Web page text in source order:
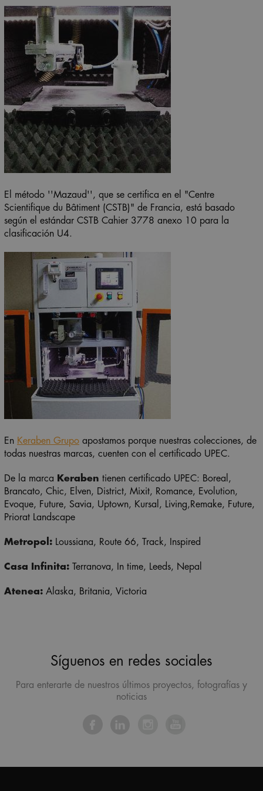
El método ''Mazaud'', que se certifica en el "Centre
Scientifique du Bâtiment (CSTB)" de Francia, está basado
según el estándar CSTB Cahier 3778 anexo 10 para la
clasificación U4.
En Keraben Grupo apostamos porque nuestras colecciones, de
todas nuestras marcas, cuenten con el certificado UPEC.
De la marca Keraben tienen certificado UPEC: Boreal,
Brancato, Chic, Elven, District, Mixit, Romance, Evolution,
Evoque, Future, Savia, Uptown, Kursal, Living,Remake, Future,
Priorat Landscape
Metropol: Loussiana, Route 66, Track, Inspired
Casa Infinita: Terranova, In time, Leeds, Nepal
Atenea: Alaska, Britania, Victoria
Síguenos en redes sociales
Para enterarte de nuestros últimos proyectos, fotografías y
noticias